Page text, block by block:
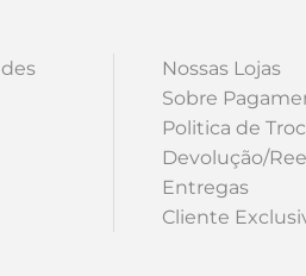
Nossas Lojas
Sobre
Politica de
Devolução/
Entregas
Cliente